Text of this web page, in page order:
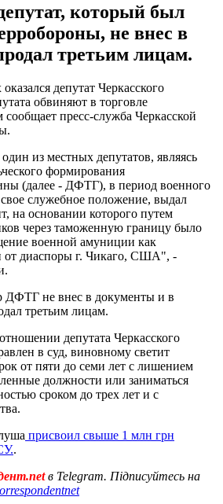
который был
не внес в
третьим лицам.
депутат Черкасского
обвиняют в торговле
пресс-служба Черкасской
из местных депутатов, являясь
формирования
(далее - ДФТГ), в период военного
служебное положение, выдал
на основании которого путем
через таможенную границу было
военной амуниции как
от диаспоры г. Чикаго, США", -
ДФТГ не внес в документы и в
третьим лицам.
депутата Черкасского
в суд, виновному светит
от пяти до семи лет с лишением
должности или заниматься
сроком до трех лет и с
присвоил свыше 1 млн грн
.
в Telegram. Підписуйтесь на